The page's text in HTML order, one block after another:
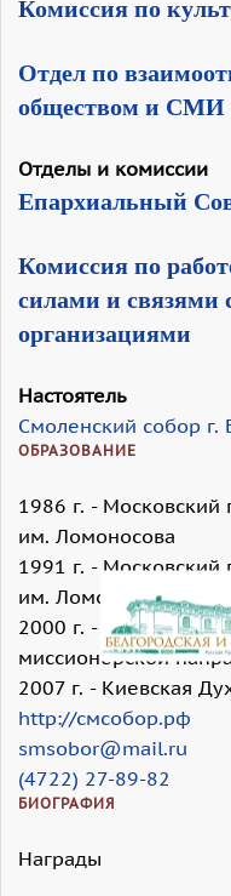
Комиссия по
Отдел по
обществом и СМИ
Отделы и комиссии
Епархиальный
Комиссия по
силами и связями
организациями
Настоятель
Смоленский собор г.
ОБРАЗОВАНИЕ
1986 г. - Московский
им. Ломоносова
1991 г. - Московский
им. Ломоносова
2000 г. -
миссионерской
2007 г. - Киевская
http://смсобор.рф
smsobor@mail.ru
(4722) 27-89-82
БИОГРАФИЯ
Награды